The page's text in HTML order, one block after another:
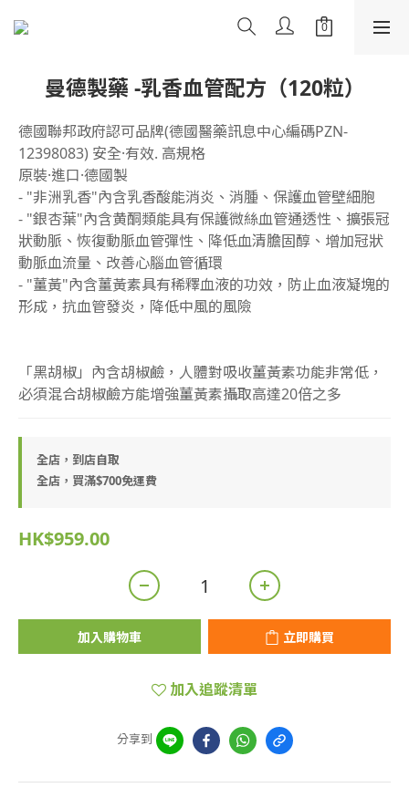
曼德製藥 -乳香血管配方（120粒）
德國聯邦政府認可品牌(德國醫藥訊息中心編碼PZN-
12398083) 安全·有效. 高規格
原裝·進口·德國製
- "非洲乳香"內含乳香酸能消炎、消腫、保護血管壁細胞
- "銀杏葉"內含黄酮類能具有保護微絲血管通透性、擴張冠
狀動脈、恢復動脈血管彈性、降低血清膽固醇、增加冠狀
動脈血流量、改善心腦血管循環
- "薑黃"內含薑黃素具有稀釋血液的功效，防止血液凝塊的
形成，抗血管發炎，降低中風的風險
「黑胡椒」內含胡椒鹼，人體對吸收薑黃素功能非常低，
必須混合胡椒鹼方能增強薑黃素攝取高達20倍之多
全店，到店自取
全店，買滿$700免運費
HK$959.00
加入購物車 立即購買
加入追蹤清單
分享到